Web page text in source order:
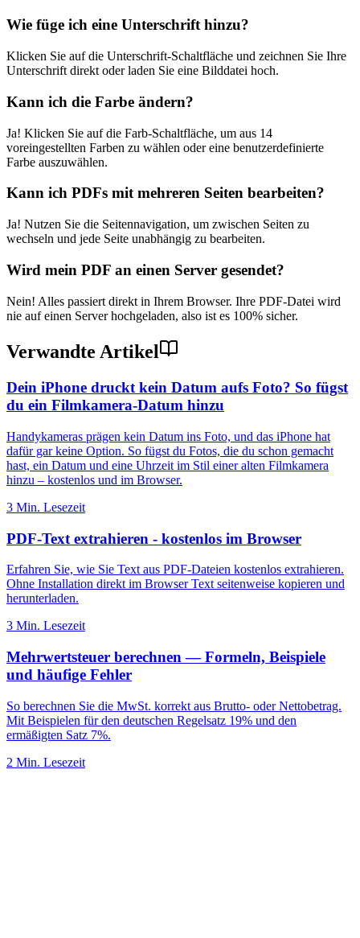
Wie füge ich eine Unterschrift hinzu?
Klicken Sie auf die Unterschrift-Schaltfläche und zeichnen Sie Ihre
Unterschrift direkt oder laden Sie eine Bilddatei hoch.
Kann ich die Farbe ändern?
Ja! Klicken Sie auf die Farb-Schaltfläche, um aus 14
voreingestellten Farben zu wählen oder eine benutzerdefinierte
Farbe auszuwählen.
Kann ich PDFs mit mehreren Seiten bearbeiten?
Ja! Nutzen Sie die Seitennavigation, um zwischen Seiten zu
wechseln und jede Seite unabhängig zu bearbeiten.
Wird mein PDF an einen Server gesendet?
Nein! Alles passiert direkt in Ihrem Browser. Ihre PDF-Datei wird
nie auf einen Server hochgeladen, also ist es 100% sicher.
Verwandte Artikel
Dein iPhone druckt kein Datum aufs Foto? So fügst
du ein Filmkamera-Datum hinzu
Handykameras prägen kein Datum ins Foto, und das iPhone hat
dafür gar keine Option. So fügst du Fotos, die du schon gemacht
hast, ein Datum und eine Uhrzeit im Stil einer alten Filmkamera
hinzu – kostenlos und im Browser.
3 Min. Lesezeit
PDF-Text extrahieren - kostenlos im Browser
Erfahren Sie, wie Sie Text aus PDF-Dateien kostenlos extrahieren.
Ohne Installation direkt im Browser Text seitenweise kopieren und
herunterladen.
3 Min. Lesezeit
Mehrwertsteuer berechnen — Formeln, Beispiele
und häufige Fehler
So berechnen Sie die MwSt. korrekt aus Brutto- oder Nettobetrag.
Mit Beispielen für den deutschen Regelsatz 19% und den
ermäßigten Satz 7%.
2 Min. Lesezeit